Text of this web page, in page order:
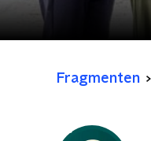
Fragmenten